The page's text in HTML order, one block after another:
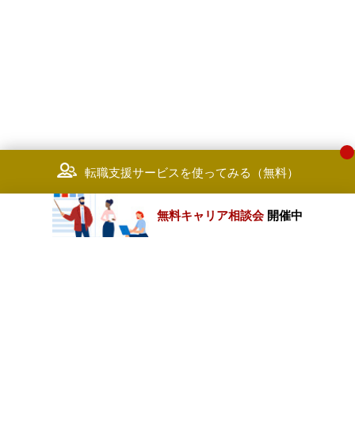
転職支援サービスを使ってみる（無料）
無料キャリア相談会 開催中